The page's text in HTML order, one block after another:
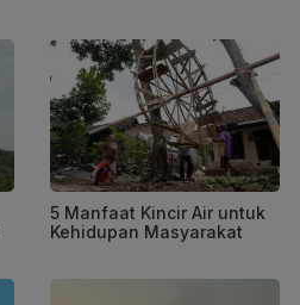
5 Manfaat Kincir Air untuk
Kehidupan Masyarakat